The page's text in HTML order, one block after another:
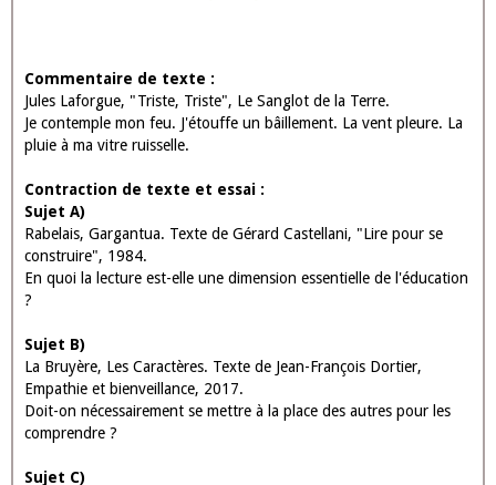
Commentaire de texte :
Jules Laforgue, "Triste, Triste", Le Sanglot de la Terre.
Je contemple mon feu. J'étouffe un bâillement. La vent pleure. La
pluie à ma vitre ruisselle.
Contraction de texte et essai :
Sujet A)
Rabelais, Gargantua. Texte de Gérard Castellani, "Lire pour se
construire", 1984.
En quoi la lecture est-elle une dimension essentielle de l'éducation
?
Sujet B)
La Bruyère, Les Caractères. Texte de Jean-François Dortier,
Empathie et bienveillance, 2017.
Doit-on nécessairement se mettre à la place des autres pour les
comprendre ?
Sujet C)